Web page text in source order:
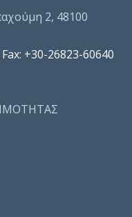
2, 48100
+30-26823-60640